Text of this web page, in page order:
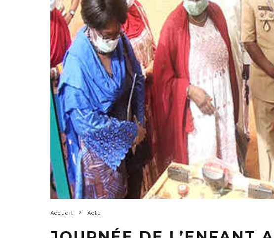
Accueil Actu